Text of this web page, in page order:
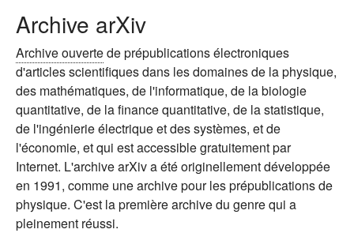
Archive arXiv
Archive ouvertede prépublications électroniques
d'articles scientifiques dans les domaines de la physique,
des mathématiques, de l'informatique, de la biologie
quantitative, de la finance quantitative, de la statistique,
de l'ingénierie électrique et des systèmes, et de
l'économie, et qui est accessible gratuitement par
Internet. L'archive arXiv a été originellement développée
en 1991, comme une archive pour les prépublications de
physique. C'est la première archive du genre qui a
pleinement réussi.